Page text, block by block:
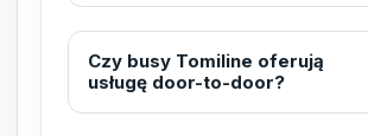
Czy busy Tomiline oferują
usługę door-to-door?